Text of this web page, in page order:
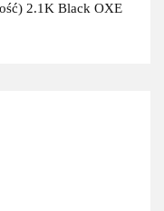
2.1K Black OXE